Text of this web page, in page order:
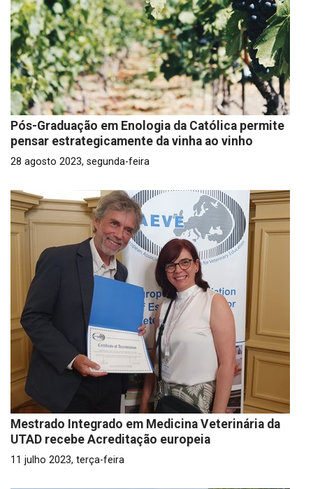
Pós-Graduação em Enologia da Católica permite
pensar estrategicamente da vinha ao vinho
28 agosto 2023, segunda-feira
Mestrado Integrado em Medicina Veterinária da
UTAD recebe Acreditação europeia
11 julho 2023, terça-feira